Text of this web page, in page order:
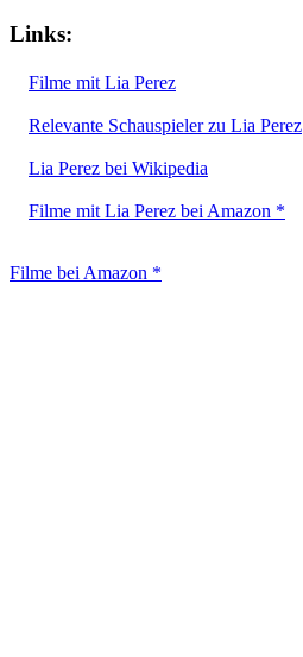
Links:
Filme mit Lia Perez
Relevante Schauspieler zu Lia Perez
Lia Perez bei Wikipedia
Filme mit Lia Perez bei Amazon *
Filme bei Amazon *